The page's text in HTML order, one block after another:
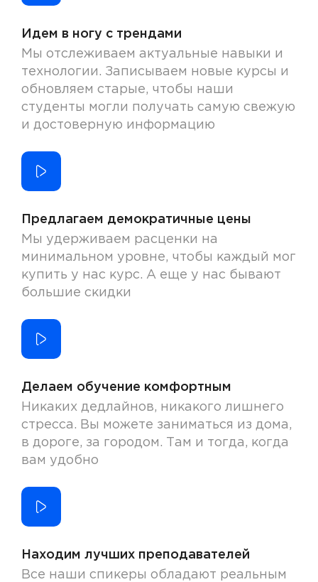
Идем в ногу с трендами
Мы отслеживаем актуальные навыки и
технологии. Записываем новые курсы и
обновляем старые, чтобы наши
студенты могли получать самую свежую
и достоверную информацию
Предлагаем демократичные цены
Мы удерживаем расценки на
минимальном уровне, чтобы каждый мог
купить у нас курс. А еще у нас бывают
большие скидки
Делаем обучение комфортным
Никаких дедлайнов, никакого лишнего
стресса. Вы можете заниматься из дома,
в дороге, за городом. Там и тогда, когда
вам удобно
Находим лучших преподавателей
Все наши спикеры обладают реальным